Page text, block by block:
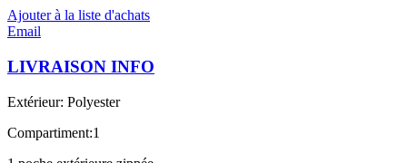
Ajouter à la liste d'achats
Email
LIVRAISON INFO
Extérieur: Polyester
Compartiment:1